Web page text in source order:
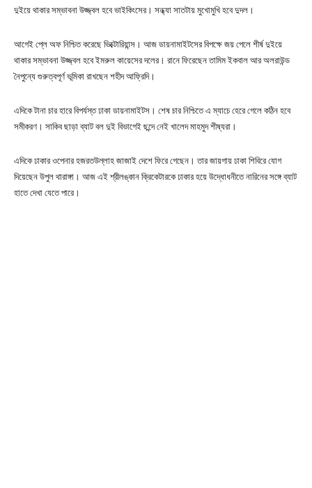
দুইয়ে থাকার সম্ভাবনা উজ্জ্বল হবে ভাইকিংসের। সন্ধ্যা সাতটায় মুখোমুখি হবে দুদল।
আগেই প্লে অফ নিশ্চিত করেছে ভিক্টোরিয়ান্স। আজ ডায়নামাইটসের বিপক্ষে জয় পেলে শীর্ষ দুইয়ে
থাকার সম্ভাবনা উজ্জ্বল হবে ইমরুল কায়েসের দলের। রানে ফিরেছেন তামিম ইকবাল আর অলরাউন্ড
নৈপুন্যে গুরুত্বপূর্ণ ভূমিকা রাখছেন শহীদ আফ্রিদি।
এদিকে টানা চার হারে বিপর্যস্ত ঢাকা ডায়নামাইটস। শেষ চার নিশ্চিতে এ ম্যাচে হেরে গেলে কঠিন হবে
সমীকরণ। সাকিব ছাড়া ব্যাট বল দুই বিভাগেই ছন্দে নেই খালেদ মাহমুদ শীষ্যরা।
এদিকে ঢাকার ওপেনার হজরতউল্লাহ জাজাই দেশে ফিরে গেছেন। তার জায়গায় ঢাকা শিবিরে যোগ
দিয়েছেন উপুল থারাঙ্গা। আজ এই শ্রীলঙ্কান ক্রিকেটারকে ঢাকার হয়ে উদ্ধোধনীতে নারিনের সঙ্গে ব্যাট
হাতে দেখা যেতে পারে।